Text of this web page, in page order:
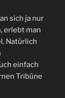
sich ja nur
erlebt man
Natürlich
einfach
Tribüne